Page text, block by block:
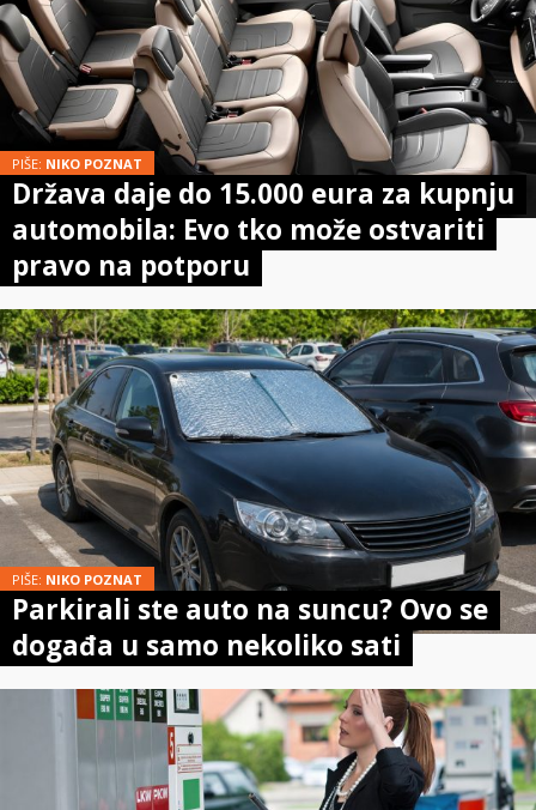
PIŠE: NIKO POZNAT
Država daje do 15.000 eura za kupnju
automobila: Evo tko može ostvariti
pravo na potporu
PIŠE: NIKO POZNAT
Parkirali ste auto na suncu? Ovo se
događa u samo nekoliko sati